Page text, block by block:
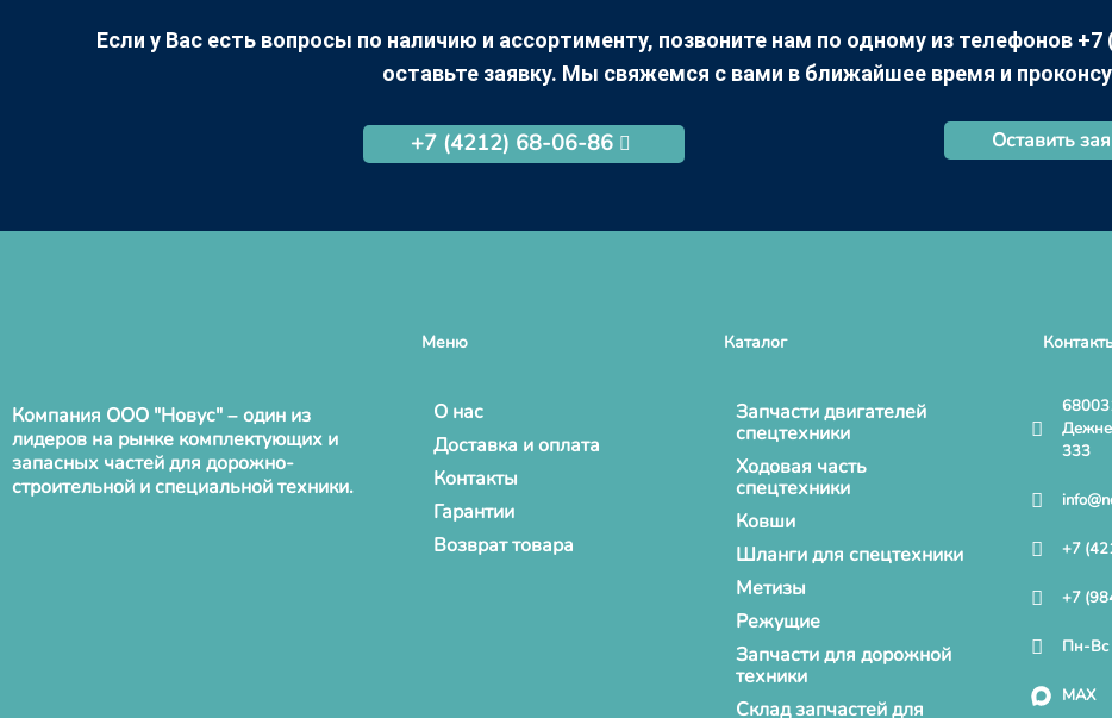
Если у Вас есть вопросы по наличию и ассортименту, позвоните нам по одному из телефонов +7
оставьте заявку. Мы свяжемся с вами в ближайшее время и
+7 (4212) 68-06-86 Оставить
Компания ООО "Новус" – один из
лидеров на рынке комплектующих и
запасных частей для дорожно-
строительной и специальной техники.
Меню
О нас
Доставка и оплата
Контакты
Гарантии
Возврат товара
Каталог
Запчасти двигателей
спецтехники
Ходовая часть
спецтехники
Ковши
Шланги для спецтехники
Метизы
Режущие
Запчасти для дорожной
техники
Склад запчастей для
333
+7
+7
Пн-Вс
MAX